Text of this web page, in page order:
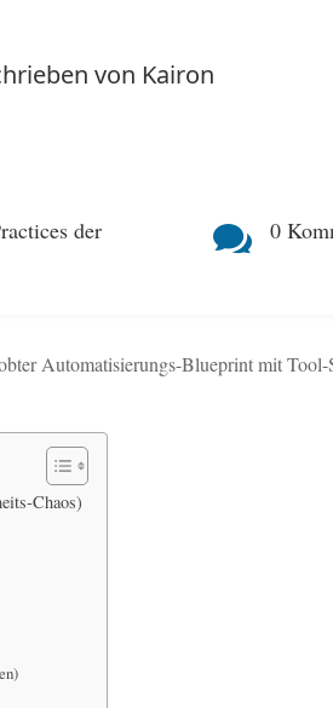
von Kairon
der  0
Automatisierungs-Blueprint mit
Chaos)